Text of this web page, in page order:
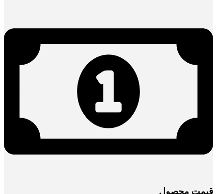
قیمت محصول